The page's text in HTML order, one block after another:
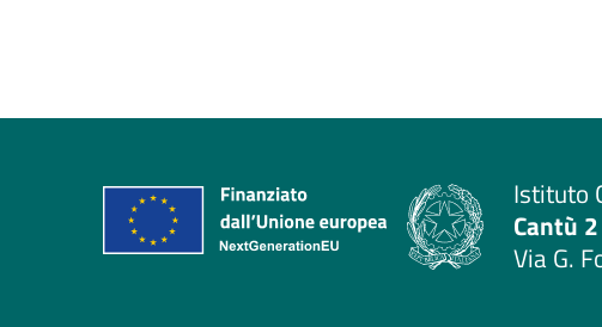
Istituto
Cantù 2
Via G.